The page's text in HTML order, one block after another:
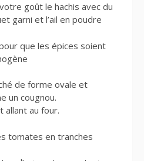
goût le hachis avec du
garni et l’ail en poudre
que les épices soient
de forme ovale et
un cougnou.
allant au four.
tomates en tranches